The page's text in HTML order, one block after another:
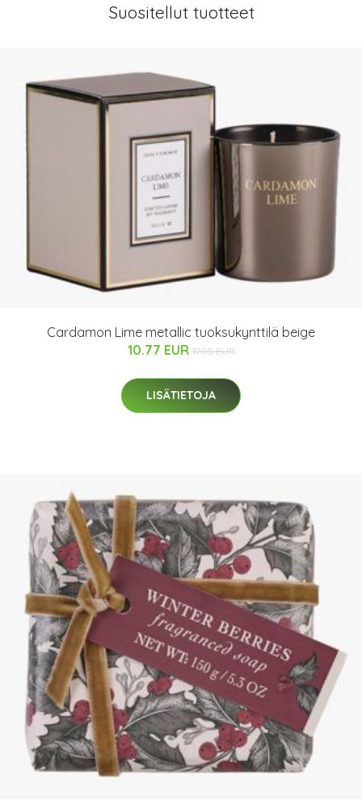
Suositellut tuotteet
Cardamon Lime metallic tuoksukynttilä beige
10.77 EUR 17.95 EUR
LISÄTIETOJA